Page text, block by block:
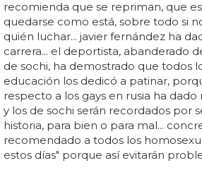
recomienda que se repriman, que
quedarse como está, sobre todo si
quién luchar... javier fernández ha
carrera... el deportista, abanderado
de sochi, ha demostrado que todos
educación los dedicó a patinar,
respecto a los gays en rusia ha
y los de sochi serán recordados por
historia, para bien o para mal...
recomendado a todos los
estos días" porque así evitarán